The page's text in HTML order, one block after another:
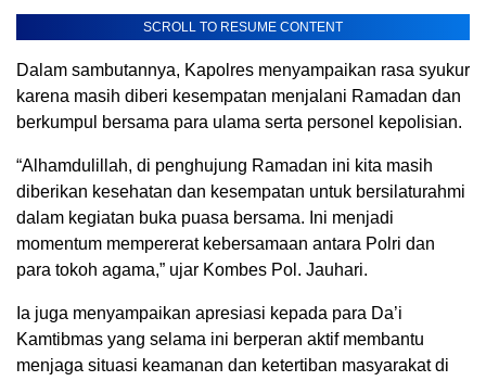
SCROLL TO RESUME CONTENT
Dalam sambutannya, Kapolres menyampaikan rasa syukur
karena masih diberi kesempatan menjalani Ramadan dan
berkumpul bersama para ulama serta personel kepolisian.
“Alhamdulillah, di penghujung Ramadan ini kita masih
diberikan kesehatan dan kesempatan untuk bersilaturahmi
dalam kegiatan buka puasa bersama. Ini menjadi
momentum mempererat kebersamaan antara Polri dan
para tokoh agama,” ujar Kombes Pol. Jauhari.
Ia juga menyampaikan apresiasi kepada para Da’i
Kamtibmas yang selama ini berperan aktif membantu
menjaga situasi keamanan dan ketertiban masyarakat di